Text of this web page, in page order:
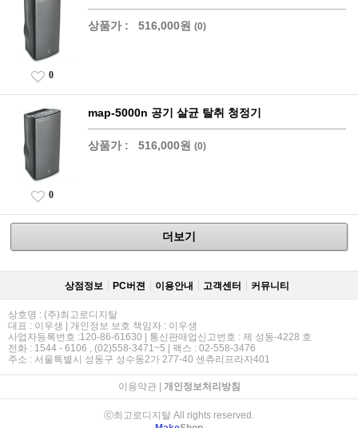
상품가 : 516,000원 (0)
0
map-5000n 공기 살균 탈취 청정기
상품가 : 516,000원 (0)
0
더보기
상점정보 PC버젼 이용안내 고객센터 커뮤니티
상호명 : (주)최고로디지탈
대표 : 이우생 | 개인정보 보호 책임자 : 이우생
사업자등록번호 :120-86-61630 | 통신판매업신고번호 : 제 성동-4228 호
전화 : 1544 - 6106 , (02)558-3471~5 | 팩스 : 02-558-3476
주소 : 서울특별시 성동구 성수동2가 277-40 센츄리프라자401
이용약관| 개인정보처리방침
ⓒ최고로디지탈 All rights reserved.